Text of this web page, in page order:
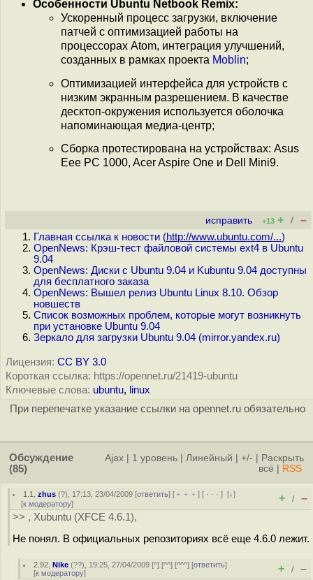
Особенности Ubuntu Netbook Remix:
Ускоренный процесс загрузки, включение
патчей с оптимизацией работы на
процессорах Atom, интеграция улучшений,
созданных в рамках проекта Moblin;
Оптимизацией интерфейса для устройств с
низким экранным разрешением. В качестве
десктоп-окружения используется оболочка
напоминающая медиа-центр;
Сборка протестирована на устройствах: Asus
Eee PC 1000, Acer Aspire One и Dell Mini9.
исправить +13 + / –
Главная ссылка к новости (http://www.ubuntu.com/...)
OpenNews: Крэш-тест файловой системы ext4 в Ubuntu
9.04
OpenNews: Диски с Ubuntu 9.04 и Kubuntu 9.04 доступны
для бесплатного заказа
OpenNews: Вышел релиз Ubuntu Linux 8.10. Обзор
новшеств
Список возможных проблем, которые могут возникнуть
при установке Ubuntu 9.04
Зеркало для загрузки Ubuntu 9.04 (mirror.yandex.ru)
Лицензия: CC BY 3.0
Короткая ссылка: https://opennet.ru/21419-ubuntu
Ключевые слова: ubuntu, linux
При перепечатке указание ссылки на opennet.ru обязательно
Обсуждение
(85)
Ajax 1 уровень Линейный +/-
Раскрыть
всё
RSS
1.1 ,zhus (?), 17:13, 23/04/2009 [ответить] [ ﹢﹢﹢] [ · · ·][↓]
[к модератору] + / –
>> , Xubuntu (XFCE 4.6.1),
Не понял. В официальных репозиториях всё еще 4.6.0 лежит.
2.92 ,Nike (??), 19:25, 27/04/2009 [^] [^^] [^^^] [ответить]
[к модератору] + / –